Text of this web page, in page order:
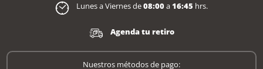
Lunes a Viernes de08:00a16:45 hrs.
Agenda tu retiro
Nuestros métodos de pago: